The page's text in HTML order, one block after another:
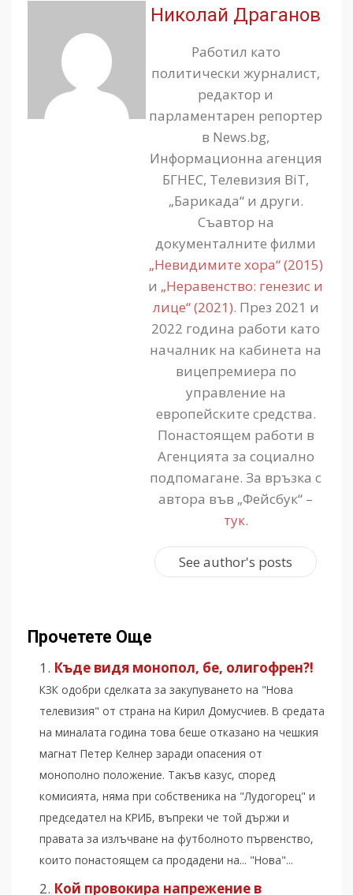
Николай Драганов
Работил като
политически журналист,
редактор и
парламентарен репортер
в News.bg,
Информационна агенция
БГНЕС, Телевизия BiT,
„Барикада“ и други.
Съавтор на
документалните филми
„Невидимите хора“ (2015)
и „Неравенство: генезис и
лице“ (2021). През 2021 и
2022 година работи като
началник на кабинета на
вицепремиера по
управление на
европейските средства.
Понастоящем работи в
Агенцията за социално
подпомагане. За връзка с
автора във „Фейсбук“ –
тук.
See author's posts
Прочетете Още
Къде видя монопол, бе, олигофрен?!
КЗК одобри сделката за закупуването на "Нова
телевизия" от страна на Кирил Домусчиев. В средата
на миналата година това беше отказано на чешкия
магнат Петер Келнер заради опасения от
монополно положение. Такъв казус, според
комисията, няма при собственика на "Лудогорец" и
председател на КРИБ, въпреки че той държи и
правата за излъчване на футболното първенство,
които понастоящем са продадени на... "Нова"...
Кой провокира напрежение в